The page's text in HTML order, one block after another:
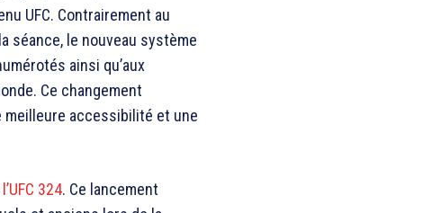
UFC. Contrairement au
séance, le nouveau système
ainsi qu’aux
Ce changement
accessibilité et une
324. Ce lancement